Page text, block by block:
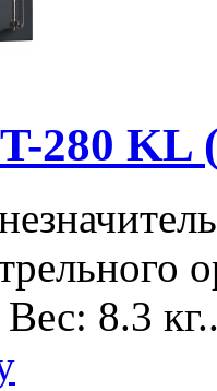
280 KL
8.3